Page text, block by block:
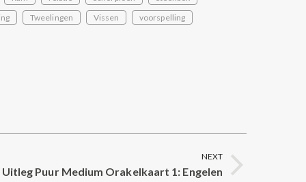
Tweelingen Vissen
voorspelling
NEXT
Uitleg Puur Medium Orakelkaart 1: Engelen